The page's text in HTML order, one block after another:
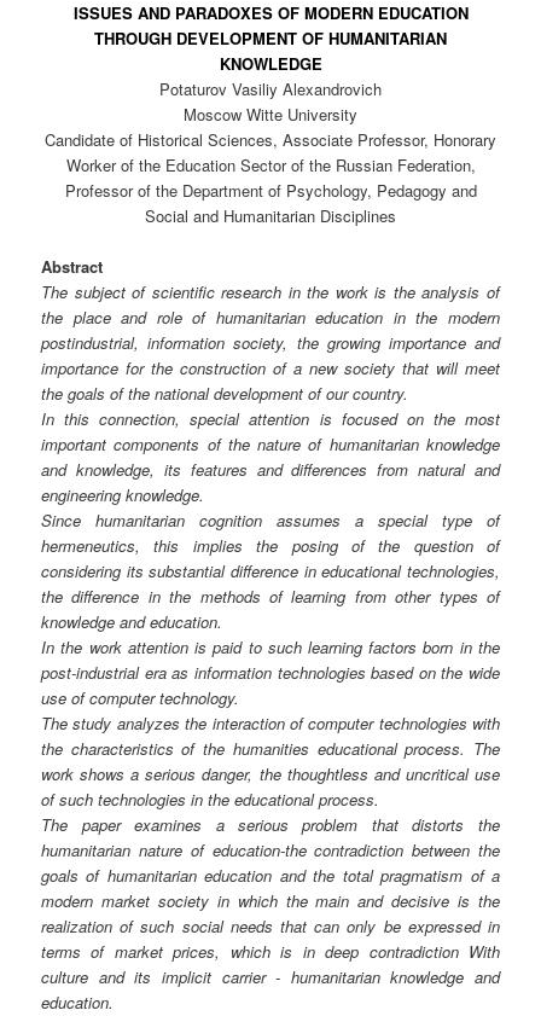
ISSUES AND PARADOXES OF MODERN EDUCATION
THROUGH DEVELOPMENT OF HUMANITARIAN
KNOWLEDGE
Potaturov Vasiliy Alexandrovich
Moscow Witte University
Candidate of Historical Sciences, Associate Professor, Honorary
Worker of the Education Sector of the Russian Federation,
Professor of the Department of Psychology, Pedagogy and
Social and Humanitarian Disciplines
Abstract
The subject of scientific research in the work is the analysis of
the place and role of humanitarian education in the modern
postindustrial, information society, the growing importance and
importance for the construction of a new society that will meet
the goals of the national development of our country.
In this connection, special attention is focused on the most
important components of the nature of humanitarian knowledge
and knowledge, its features and differences from natural and
engineering knowledge.
Since humanitarian cognition assumes a special type of
hermeneutics, this implies the posing of the question of
considering its substantial difference in educational technologies,
the difference in the methods of learning from other types of
knowledge and education.
In the work attention is paid to such learning factors born in the
post-industrial era as information technologies based on the wide
use of computer technology.
The study analyzes the interaction of computer technologies with
the characteristics of the humanities educational process. The
work shows a serious danger, the thoughtless and uncritical use
of such technologies in the educational process.
The paper examines a serious problem that distorts the
humanitarian nature of education-the contradiction between the
goals of humanitarian education and the total pragmatism of a
modern market society in which the main and decisive is the
realization of such social needs that can only be expressed in
terms of market prices, which is in deep contradiction With
culture and its implicit carrier - humanitarian knowledge and
education.